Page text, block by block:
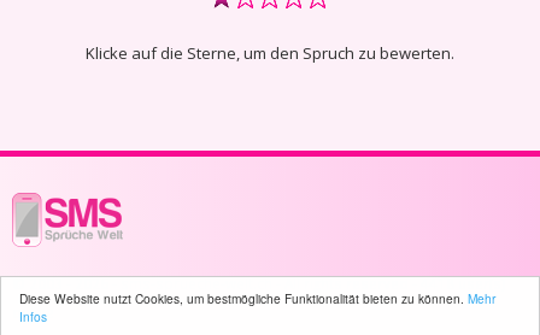
Diese Website nutzt Cookies, um bestmögliche Funktionalität bieten zu können. Mehr
Infos
Klicke auf die Sterne, um den Spruch zu bewerten.
© 2003 - 2026 -sms-sprueche-welt.ch- All rights reserved -4418 user(s)
online